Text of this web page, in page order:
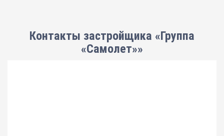
Контакты застройщика «Группа
«Самолет»»